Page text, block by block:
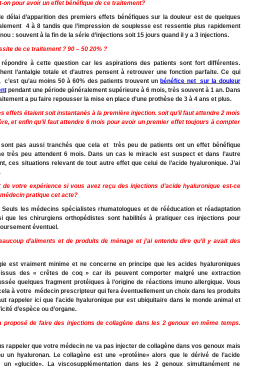
on pour avoir un effet bénéfique de ce traitement?
délai d’apparition des premiers effets bénéfiques sur la douleur est de quelques
4 à 8 tandis que l’impression de souplesse est ressentie plus rapidement
: souvent à la fin de la série d’injections soit 15 jours quand il y a 3 injections.
de ce traitement ? 90 – 50 20% ?
répondre à cette question car les aspirations des patients sont fort différentes.
l’antalgie totale et d’autres pensent à retrouver une fonction parfaite. Ce qui
qu’au moins 50 à 60% des patients trouvent un bénéfice net sur la douleur
pendant une période généralement supérieure à 6 mois, très souvent à 1 an. Dans
a pu faire repousser la mise en place d’une prothèse de 3 à 4 ans et plus.
effets étaient soit instantanés à la première injection. soit qu’il faut attendre 2 mois
et enfin qu’il faut attendre 6 mois pour avoir un premier effet toujours à compter
pas aussi tranchés que cela et très peu de patients ont un effet bénéfique
très peu attendent 6 mois. Dans un cas le miracle est suspect et dans l’autre
ces situations relevant de tout autre effet que celui de l’acide hyaluronique. J’ai
votre expérience si vous avez reçu des injections d’acide hyaluronique est-ce
pratique cet acte?
Seuls les médecins spécialistes rhumatologues et de rééducation et réadaptation
que les chirurgiens orthopédistes sont habilités à pratiquer ces injections pour
éventuel.
d’aliments et de produits de ménage et j’ai entendu dire qu’il y avait des
est vraiment minime et ne concerne en principe que les acides hyaluroniques
issus des « crêtes de coq » car ils peuvent comporter malgré une extraction
quelques fragment protéiques à l’origine de réactions imuno allergique. Vous
à votre médecin prescripteur qui fera éventuellement un choix dans les produits
rappeler ici que l’acide hyaluronique pur est ubiquitaire dans le monde animal et
d’espèce ou d’organe.
proposé de faire des injections de collagène dans les 2 genoux en même temps.
rappeler que votre médecin ne va pas injecter de collagène dans vos genoux mais
un hyaluronan. Le collagène est une «protéine» alors que le dérivé de l’acide
un «glucide». La viscosupplémentation dans les 2 genoux simultanément ne